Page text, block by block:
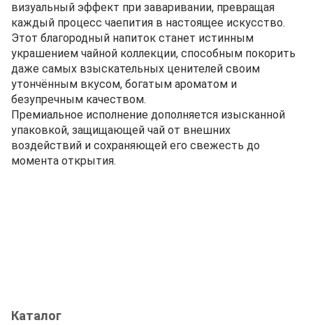
визуальный эффект при заваривании, превращая
каждый процесс чаепития в настоящее искусство.
Этот благородный напиток станет истинным
украшением чайной коллекции, способным покорить
даже самых взыскательных ценителей своим
утончённым вкусом, богатым ароматом и
безупречным качеством.
Премиальное исполнение дополняется изысканной
упаковкой, защищающей чай от внешних
воздействий и сохраняющей его свежесть до
момента открытия.
Каталог